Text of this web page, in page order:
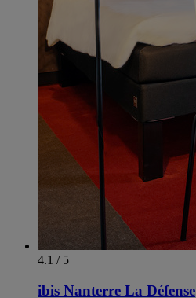
4.1 / 5
ibis Nanterre La Défense